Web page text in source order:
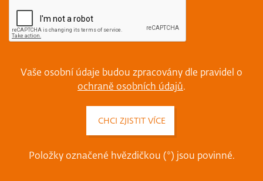
Vaše osobní údaje budou zpracovány dle pravidel o
ochraně osobních údajů.
Položky označené hvězdičkou (*) jsou povinné.